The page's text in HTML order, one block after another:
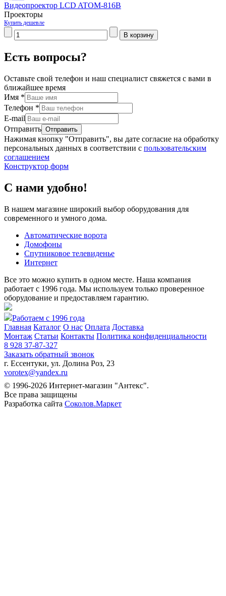
Видеопроектор LCD ATOM-816B
Проекторы
Купить дешевле
Есть вопросы?
Оставьте свой телефон и наш специалист свяжется с вами в
ближайшее время
Имя *
Телефон *
E-mail
Отправить
Нажимая кнопку "Отправить", вы дате согласие на обработку
персональных данных в соответствии с пользовательским
соглашением
Конструктор форм
С нами удобно!
В нашем магазине широкий выбор оборудования для
современного и умного дома.
Автоматические ворота
Домофоны
Спутниковое телевиденье
Интернет
Все это можно купить в одном месте. Наша компания
работает с 1996 года. Мы используем только проверенное
оборудование и предоставляем гарантию.
Работаем с 1996 года
Главная Каталог О нас Оплата Доставка
Монтаж Статьи Контакты Политика конфиденциальности
8 928 37-87-327
Заказать обратный звонок
г. Ессентуки, ул. Долина Роз, 23
vorotex@yandex.ru
© 1996-2026 Интернет-магазин "Антекс".
Все права защищены
Разработка сайта Соколов.Маркет